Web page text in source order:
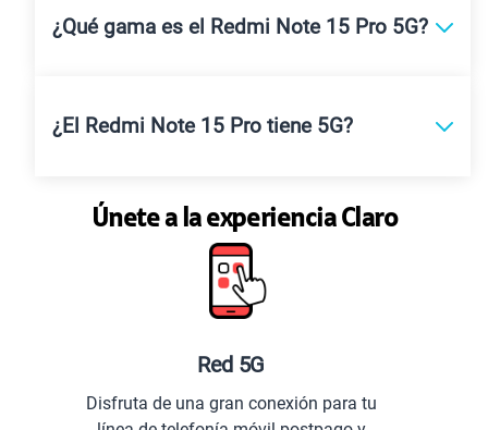
¿Qué gama es el Redmi Note 15 Pro 5G?
¿El Redmi Note 15 Pro tiene 5G?
Únete a la experiencia Claro
para tu
Comunícate con todo el